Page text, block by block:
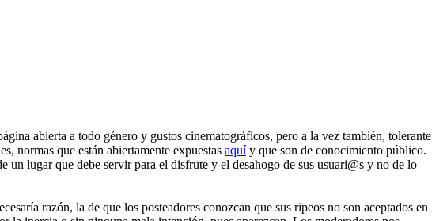
abierta a todo género y gustos cinematográficos, pero a la vez también, tolerante
normas que están abiertamente expuestas aquíy que son de conocimiento público.
lugar que debe servir para el disfrute y el desahogo de sus usuari@s y no de lo
razón, la de que los posteadores conozcan que sus ripeos no son aceptados en